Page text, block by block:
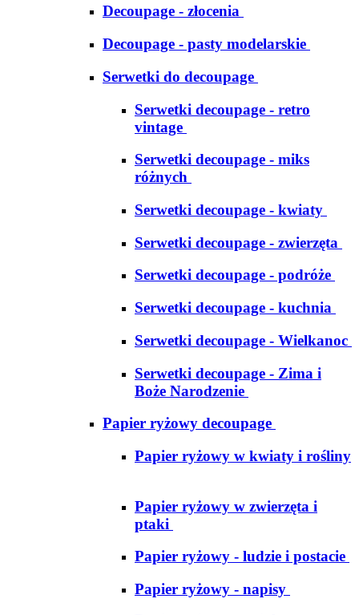
Decoupage - złocenia
Decoupage - pasty modelarskie
Serwetki do decoupage
Serwetki decoupage - retro
vintage
Serwetki decoupage - miks
różnych
Serwetki decoupage - kwiaty
Serwetki decoupage - zwierzęta
Serwetki decoupage - podróże
Serwetki decoupage - kuchnia
Serwetki decoupage - Wielkanoc
Serwetki decoupage - Zima i
Boże Narodzenie
Papier ryżowy decoupage
Papier ryżowy w kwiaty i rośliny
Papier ryżowy w zwierzęta i
ptaki
Papier ryżowy - ludzie i postacie
Papier ryżowy - napisy